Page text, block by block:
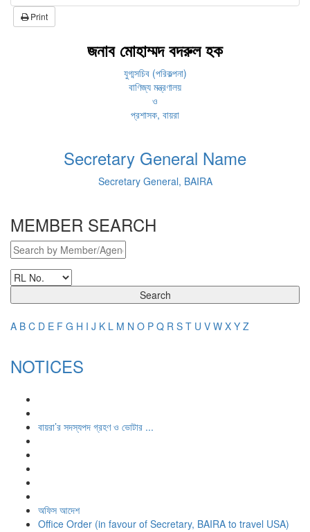
Print
জনাব মোহাম্মদ বদরুল হক
যুগ্মসচিব (পরিকল্পনা)
বাণিজ্য মন্ত্রণালয়
ও
প্রশাসক, বায়রা
Secretary General Name
Secretary General, BAIRA
MEMBER SEARCH
Search
A B C D E F G H I J K L M N O P Q R S T U V W X Y Z
NOTICES
বায়রা’র সদস্যপদ গ্রহণ ও ভোটার ...
অফিস আদেশ
Office Order (in favour of Secretary, BAIRA to travel USA)